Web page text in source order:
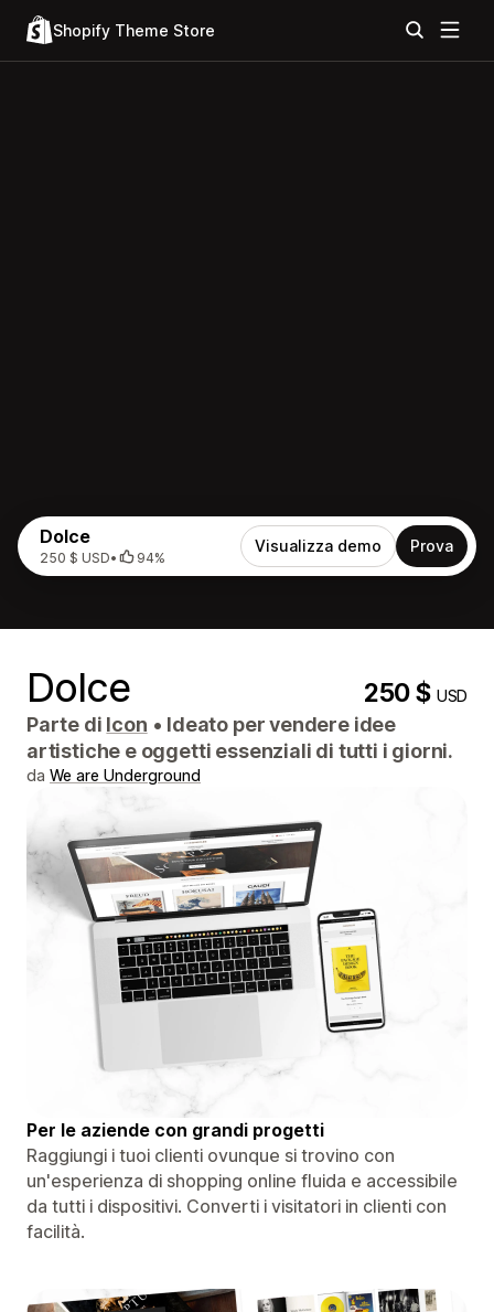
Shopify Theme Store
Dolce
250 $ USD• 94%
Visualizza demo Prova
Dolce 250 $USD
Parte di Icon • Ideato per vendere idee
artistiche e oggetti essenziali di tutti i giorni.
da We are Underground
Per le aziende con grandi progetti
Raggiungi i tuoi clienti ovunque si trovino con
un'esperienza di shopping online fluida e accessibile
da tutti i dispositivi. Converti i visitatori in clienti con
facilità.